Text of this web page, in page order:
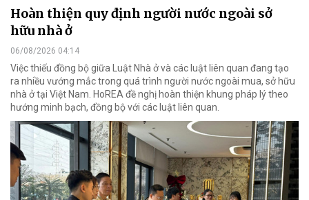
Hoàn thiện quy định người nước ngoài sở
hữu nhà ở
06/08/2026 04:14
Việc thiếu đồng bộ giữa Luật Nhà ở và các luật liên quan đang tạo
ra nhiều vướng mắc trong quá trình người nước ngoài mua, sở hữu
nhà ở tại Việt Nam. HoREA đề nghị hoàn thiện khung pháp lý theo
hướng minh bạch, đồng bộ với các luật liên quan.